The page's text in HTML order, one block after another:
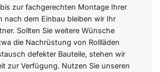
zur fachgerechten Montage Ihrer
nach dem Einbau bleiben wir Ihr
Sollten Sie weitere Wünsche
die Nachrüstung von Rollläden
defekter Bauteile, stehen wir
zur Verfügung. Nutzen Sie unseren